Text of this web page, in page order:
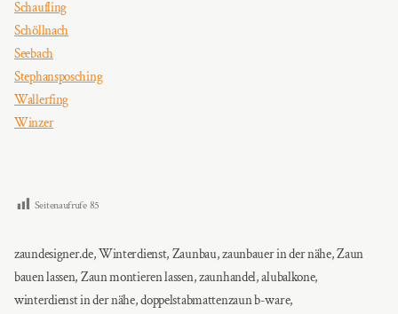
Schaufling
Schöllnach
Seebach
Stephansposching
Wallerfing
Winzer
Seitenaufrufe85
zaundesigner.de, Winterdienst, Zaunbau, zaunbauer in der nähe, Zaun
bauen lassen, Zaun montieren lassen, zaunhandel, alubalkone,
winterdienst in der nähe, doppelstabmattenzaun b-ware,